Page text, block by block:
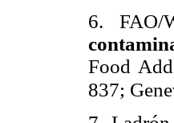
6. FAO/
Food
837;